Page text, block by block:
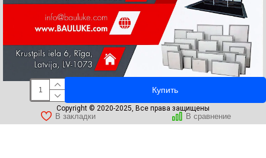
Купить
В закладки В сравнение
Copyright © 2020-2025, Все права защищены